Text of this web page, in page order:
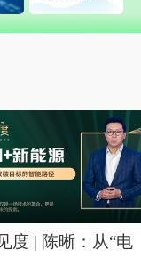
度 | 陈晰：从“电